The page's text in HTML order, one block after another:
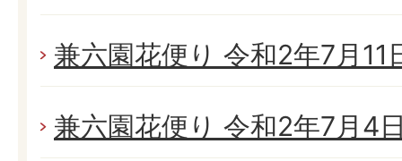
兼六園花便り 令和2年7月11
兼六園花便り 令和2年7月4